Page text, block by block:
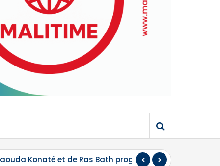
et de Ras Bath programmés Hadj 2026 :